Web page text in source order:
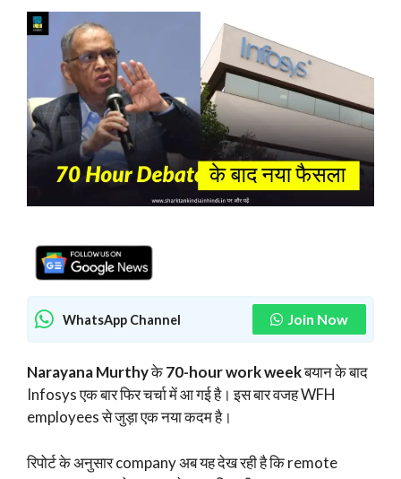
WhatsApp Channel Join Now
Narayana Murthyके70-hour work weekबयान के बाद
Infosys एक बार फिर चर्चा में आ गई है। इस बार वजह WFH
employees से जुड़ा एक नया कदम है।
रिपोर्ट के अनुसार company अब यह देख रही है कि remote